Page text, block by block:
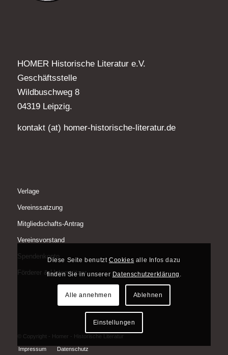
HOMER Historische Literatur e.V.
Geschäftsstelle
Wildbuschweg 8
04319 Leipzig.
kontakt (at) homer-historische-literatur.de
Verlage
Vereinssatzung
Mitgliedschafts-Antrag
Vereinsvorstand
Spendenkonto
Förderer & Unterstützer
© Copyright - Homer - Historische Literatur
Impressum Datenschutz
Diese Seite benutztCookies alle Infos dazu
finden Sie in unserer Datenschutzerklärung
Alle annehmen Ablehnen
Einstellungen